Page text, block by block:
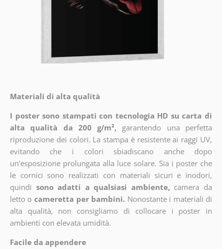
Materiali di alta qualità
I poster sono stampati con tecnologia HD su carta di
alta qualità da 200 g/m², garantendo una perfetta
riproduzione dei colori. La stampa è resistente ai raggi UV,
evitando che i colori sbiadiscano anche dopo
un'esposizione prolungata alla luce solare. Sia i poster che
le cornici sono realizzati con materiali sicuri e inodori,
quindi sono adatti a qualsiasi ambiente, camera da
letto o cameretta per bambini. Nonostante i materiali di
alta qualità, non consigliamo di collocare i poster in
ambienti con elevata umidità.
Facile da appendere